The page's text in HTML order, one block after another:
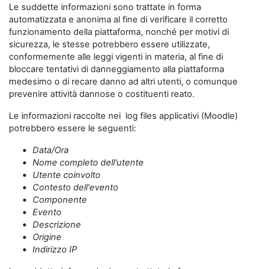
Le suddette informazioni sono trattate in forma
automatizzata e anonima al fine di verificare il corretto
funzionamento della piattaforma, nonché per motivi di
sicurezza, le stesse potrebbero essere utilizzate,
conformemente alle leggi vigenti in materia, al fine di
bloccare tentativi di danneggiamento alla piattaforma
medesimo o di recare danno ad altri utenti, o comunque
prevenire attività dannose o costituenti reato.
Le informazioni raccolte nei log files applicativi (Moodle)
potrebbero essere le seguenti:
Data/Ora
Nome completo dell'utente
Utente coinvolto
Contesto dell'evento
Componente
Evento
Descrizione
Origine
Indirizzo IP